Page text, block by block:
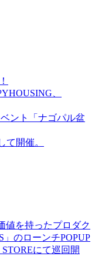
、
ント「ナゴパル盆
て開催。
値を持ったプロダク
」のローンチPOPUP
にて巡回開